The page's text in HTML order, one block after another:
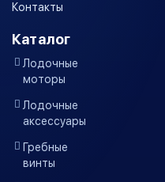
Контакты
Каталог
Лодочные
моторы
Лодочные
аксессуары
Гребные
винты